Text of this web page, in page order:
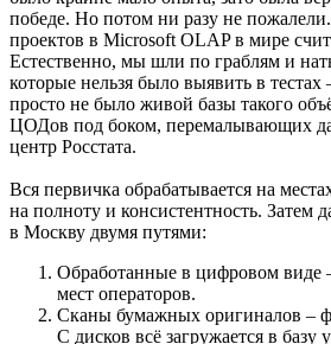
победе. Но потом ни разу не
проектов в Microsoft OLAP в мире
Естественно, мы шли по граблям и
которые нельзя было выявить в тестах
просто не было живой базы такого
ЦОДов под боком, перемалывающих
центр Росстата.
Вся первичка обрабатывается на
на полноту и консистентность.
в Москву двумя путями:
Обработанные в цифровом виде
мест операторов.
Сканы бумажных оригиналов –
С дисков всё загружается в базу